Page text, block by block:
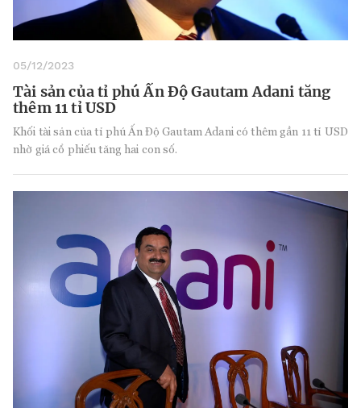
05/12/2023
Tài sản của tỉ phú Ấn Độ Gautam Adani tăng
thêm 11 tỉ USD
Khối tài sản của tỉ phú Ấn Độ Gautam Adani có thêm gần 11 tỉ USD
nhờ giá cổ phiếu tăng hai con số.